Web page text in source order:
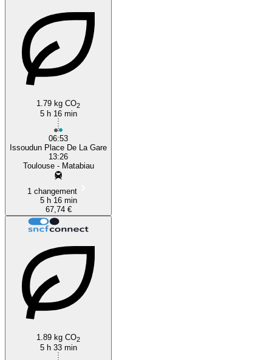
1.79 kg CO2
5 h 16 min
06:53
Issoudun Place De La Gare
13:26
Toulouse - Matabiau
1 changement
5 h 16 min
67,74 €
1.89 kg CO2
5 h 33 min